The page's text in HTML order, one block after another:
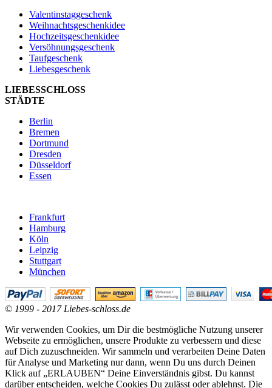
Valentinstaggeschenk
Weihnachtsgeschenkidee
Hochzeitsgeschenkidee
Versöhnungsgeschenk
Taufgeschenk
Liebesgeschenk
LIEBESSCHLOSS
STÄDTE
Berlin
Bremen
Dortmund
Dresden
Düsseldorf
Essen
Frankfurt
Hamburg
Köln
Leipzig
Stuttgart
München
© 1999 - 2017 Liebes-schloss.de
Wir verwenden Cookies, um Dir die bestmögliche Nutzung unserer
Webseite zu ermöglichen, unsere Produkte zu verbessern und diese
auf Dich zuzuschneiden. Wir sammeln und verarbeiten Deine Daten
für Analyse und Marketing nur dann, wenn Du uns durch Deinen
Klick auf „ERLAUBEN“ Deine Einverständnis gibst. Du kannst
darüber entscheiden, welche Cookies Du zulässt oder ablehnst. Die